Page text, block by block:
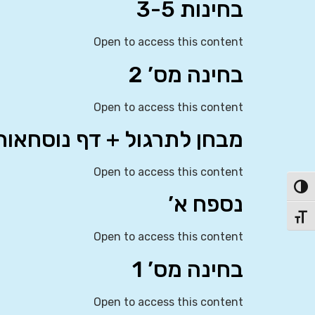
הפעל/כבה ניגודיות גבוהה
מתג גודל גופן
בחינות 3-5
Open to access this content
בחינה מס’ 2
Open to access this content
מבחן לתרגול + דף
Open to access this content
נספח א’
Open to access this content
בחינה מס’ 1
Open to access this content